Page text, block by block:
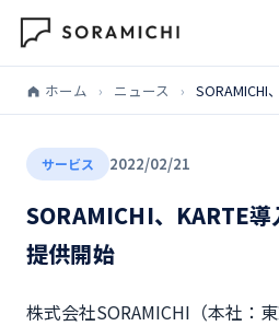
ホーム › ニュース › SORAMICHI
サービス 2022/02/21
SORAMICHI、KARTE
提供開始
株式会社SORAMICHI（本社：